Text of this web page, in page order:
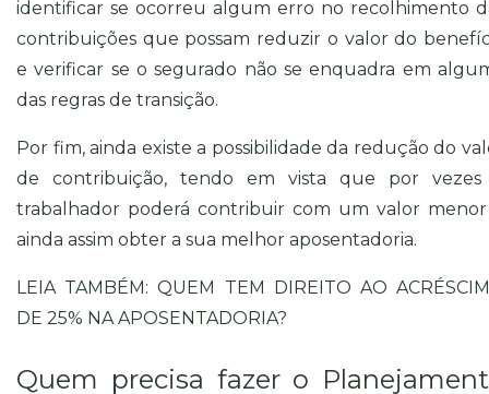
identificar se ocorreu algum erro no recolhimento
contribuições que possam reduzir o valor do
e verificar se o segurado não se enquadra em
das regras de transição.
Por fim, ainda existe a possibilidade da redução do
de contribuição, tendo em vista que por
trabalhador poderá contribuir com um valor
ainda assim obter a sua melhor aposentadoria.
LEIA TAMBÉM: QUEM TEM DIREITO AO
DE 25% NA APOSENTADORIA?
Quem precisa fazer o